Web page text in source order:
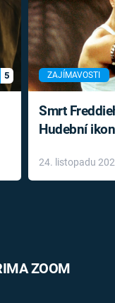
5 ZAJÍMAVOSTI
Smrt
Hudební
léky
24. listopadu
ZOOM